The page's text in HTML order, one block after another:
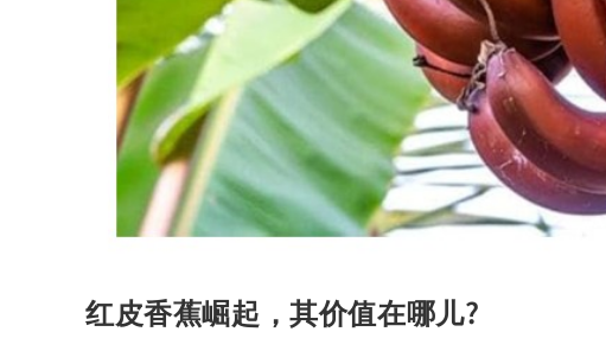
红皮香蕉崛起，其价值在哪儿?